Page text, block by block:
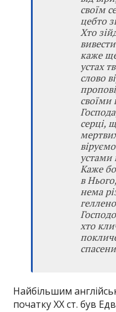
своїм
цебто
Хто
каже
устах
слово
своїми
серці,
устами
Каже
в
нема
хто
Найбільшим
початку XX ст. був